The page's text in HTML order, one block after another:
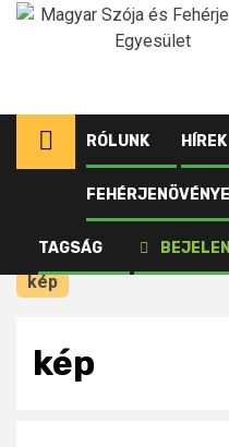
Ugrás
RÓLUNK HÍREK
TAGSÁG
Kezdőlap
Újdonságok
Mosonmagyaróvár, 2024.
kép
kép